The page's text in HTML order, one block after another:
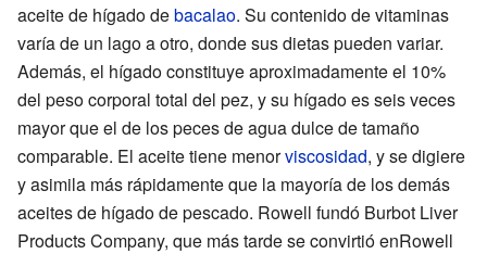
aceite de hígado debacalao. Su contenido de vitaminas
varía de un lago a otro, donde sus dietas pueden variar.
Además, el hígado constituye aproximadamente el 10%
del peso corporal total del pez, y su hígado es seis veces
mayor que el de los peces de agua dulce de tamaño
comparable. El aceite tiene menorviscosidad, y se digiere
y asimila más rápidamente que la mayoría de los demás
aceites de hígado de pescado. Rowell fundó Burbot Liver
Products Company, que más tarde se convirtió enRowell